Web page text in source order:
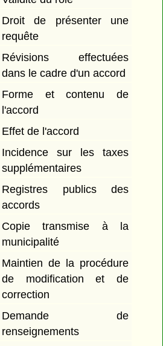
Droit de présenter une
requête
Révisions effectuées
dans le cadre d'un accord
Forme et contenu de
l'accord
Effet de l'accord
Incidence sur les taxes
supplémentaires
Registres publics des
accords
Copie transmise à la
municipalité
Maintien de la procédure
de modification et de
correction
Demande de
renseignements